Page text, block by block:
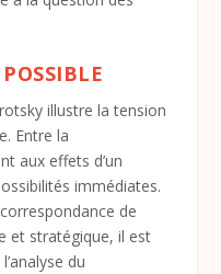
illustre la tension
Entre la
aux effets d’un
immédiates.
de
et stratégique, il est
du